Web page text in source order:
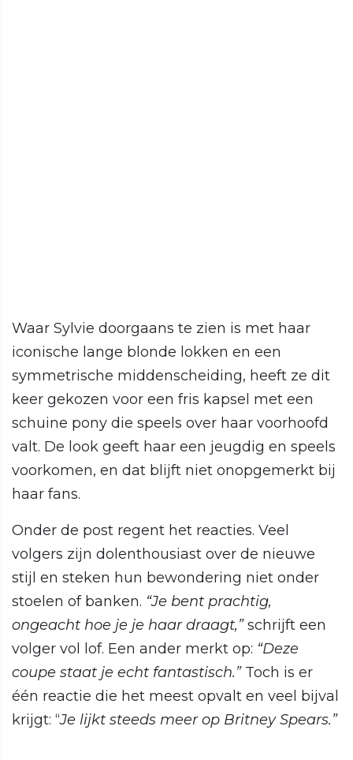
Waar Sylvie doorgaans te zien is met haar
iconische lange blonde lokken en een
symmetrische middenscheiding, heeft ze dit
keer gekozen voor een fris kapsel met een
schuine pony die speels over haar voorhoofd
valt. De look geeft haar een jeugdig en speels
voorkomen, en dat blijft niet onopgemerkt bij
haar fans.
Onder de post regent het reacties. Veel
volgers zijn dolenthousiast over de nieuwe
stijl en steken hun bewondering niet onder
stoelen of banken. “Je bent prachtig,
ongeacht hoe je je haar draagt,”schrijft een
volger vol lof. Een ander merkt op: “Deze
coupe staat je echt fantastisch.” Toch is er
één reactie die het meest opvalt en veel bijval
krijgt: “Je lijkt steeds meer op Britney Spears.”